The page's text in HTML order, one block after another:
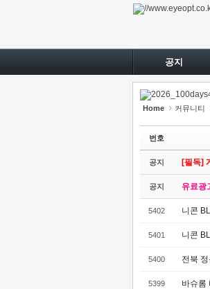
공지
Home 커뮤니티
번호
공지 [필독]
공지 유료광
5402 니콘
5401 니콘
5400 전북
5399 바슈롬